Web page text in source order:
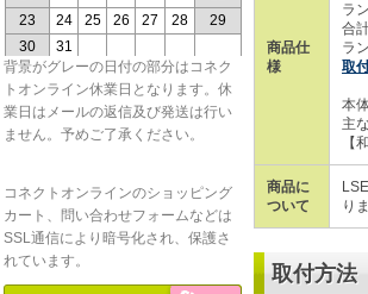
背景がグレーの日付の部分はコネク
トオンライン休業日となります。休
業日はメールの返信及び発送は行い
ません。予めご了承ください。
コネクトオンラインのショッピング
カート、問い合わせフォームなどは
SSL通信により暗号化され、保護さ
れています。
商品仕
様
ラ
合
ラ
取
本
主
【
商品に
ついて
り
取付方法